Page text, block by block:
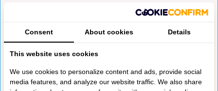
Delen
Consent About cookies Details
This website uses cookies
We use cookies to personalize content and ads, provide social
media features, and analyze our website traffic. We also share